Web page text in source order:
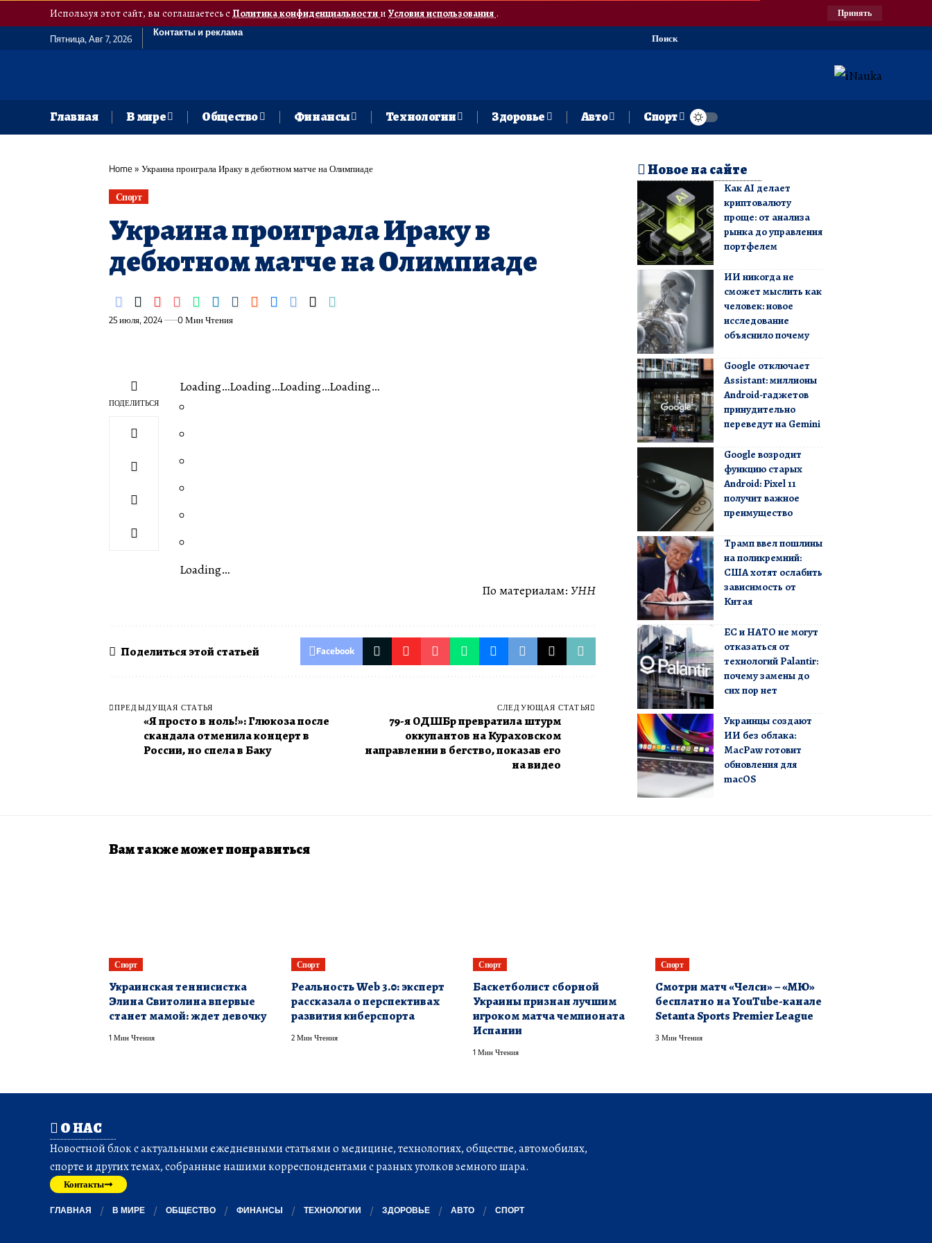
Используя этот сайт, вы соглашаетесь сПолитика конфиденциальностии Условия использования. Принять
Пятница, Авг 7, 2026
Контакты и реклама
Поиск
Главная В мире Общество Финансы Технологии Здоровье Авто Спорт
Home» Украина проиграла Ираку в дебютном матче на Олимпиаде
Спорт
Украина проиграла Ираку в
дебютном матче на Олимпиаде
25 июля, 2024 0 Мин Чтения
ПОДЕЛИТЬСЯ
Loading…Loading…Loading…Loading…
Loading…
По материалам: УНН
Поделиться этой статьей Facebook
ПРЕДЫДУЩАЯ СТАТЬЯ
«Я просто в ноль!»: Глюкоза после
скандала отменила концерт в
России, но спела в Баку
СЛЕДУЮЩАЯ СТАТЬЯ
79-я ОДШБр превратила штурм
оккупантов на Кураховском
направлении в бегство, показав его
на видео
Новое на сайте
Как AI делает
криптовалюту
проще: от анализа
рынка до управления
портфелем
ИИ никогда не
сможет мыслить как
человек: новое
исследование
объяснило почему
Google отключает
Assistant: миллионы
Android-гаджетов
принудительно
переведут на Gemini
Google возродит
функцию старых
Android: Pixel 11
получит важное
преимущество
Трамп ввел пошлины
на поликремний:
США хотят ослабить
зависимость от
Китая
ЕС и НАТО не могут
отказаться от
технологий Palantir:
почему замены до
сих пор нет
Украинцы создают
ИИ без облака:
MacPaw готовит
обновления для
macOS
Вам также может понравиться
Спорт
Украинская теннисистка
Элина Свитолина впервые
станет мамой: ждет девочку
1 Мин Чтения
Спорт
Реальность Web 3.0: эксперт
рассказала о перспективах
развития киберспорта
2 Мин Чтения
Спорт
Баскетболист сборной
Украины признан лучшим
игроком матча чемпионата
Испании
1 Мин Чтения
Спорт
Смотри матч «Челси» – «МЮ»
бесплатно на YouTube-канале
Setanta Sports Premier League
3 Мин Чтения
О НАС
Новостной блок с актуальными ежедневными статьями о медицине, технологиях, обществе, автомобилях,
спорте и других темах, собранные нашими корреспондентами с разных уголков земного шара.
Контакты
ГЛАВНАЯ В МИРЕ ОБЩЕСТВО ФИНАНСЫ ТЕХНОЛОГИИ ЗДОРОВЬЕ АВТО СПОРТ